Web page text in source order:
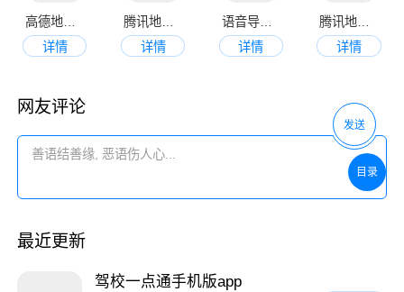
高德地图导航最新版
详情
腾讯地图导航2023新版
详情
语音导航app
详情
详情
网友评论
发送
最近更新
驾校一点通手机版app
目录